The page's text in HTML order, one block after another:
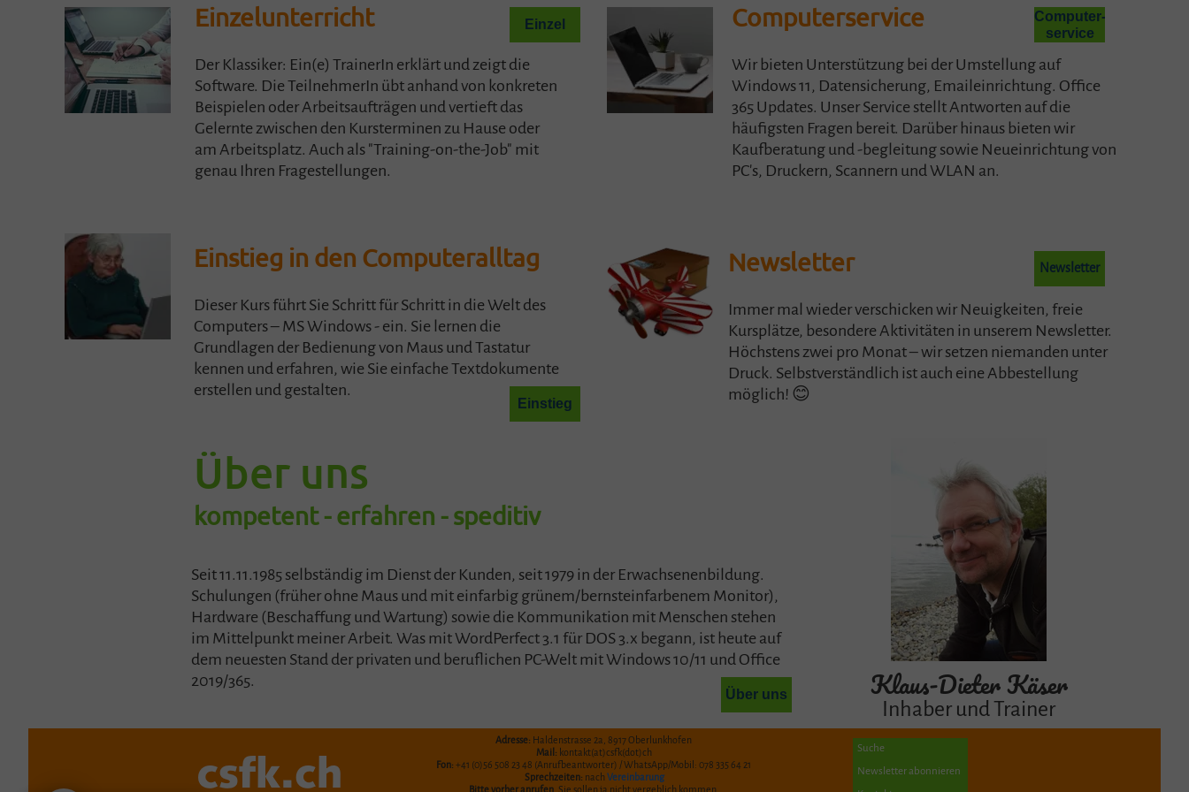
Newsletter
Seit 11.11.1985 selbständig im Dienst der Kunden, seit 1979 in der Erwachsenenbildung.
Schulungen (früher ohne Maus und mit einfarbig grünem/bernsteinfarbenem Monitor),
Hardware (Beschaffung und Wartung) sowie die Kommunikation mit Menschen stehen
im Mittelpunkt meiner Arbeit. Was mit WordPerfect 3.1 für DOS 3.x begann, ist heute auf
dem neuesten Stand der privaten und beruflichen PC-Welt mit Windows 10/11 und Office
2019/365.
Klaus-Dieter Käser
Inhaber und Trainer
Über uns
kompetent - erfahren - speditiv
Computer-
service
Einzel
Über uns
Einstieg
Newsletter
Immer mal wieder verschicken wir Neuigkeiten, freie
Kursplätze, besondere Aktivitäten in unserem Newsletter.
Höchstens zwei pro Monat – wir setzen niemanden unter
Druck. Selbstverständlich ist auch eine Abbestellung
möglich! 😊
Computerservice
Wir bieten Unterstützung bei der Umstellung auf
Windows 11, Datensicherung, Emaileinrichtung. Office
365 Updates. Unser Service stellt Antworten auf die
häufigsten Fragen bereit. Darüber hinaus bieten wir
Kaufberatung und -begleitung sowie Neueinrichtung von
PC's, Druckern, Scannern und WLAN an.
Einstieg in den Computeralltag
Dieser Kurs führt Sie Schritt für Schritt in die Welt des
Computers – MS Windows - ein. Sie lernen die
Grundlagen der Bedienung von Maus und Tastatur
kennen und erfahren, wie Sie einfache Textdokumente
erstellen und gestalten.
Einzelunterricht
Der Klassiker: Ein(e) TrainerIn erklärt und zeigt die
Software. Die TeilnehmerIn übt anhand von konkreten
Beispielen oder Arbeitsaufträgen und vertieft das
Gelernte zwischen den Kursterminen zu Hause oder
am Arbeitsplatz. Auch als "Training-on-the-Job" mit
genau Ihren Fragestellungen.
Suche
Newsletter abonnieren
Adresse: Haldenstrasse 2a, 8917 Oberlunkhofen
Mail: kontakt(at)csfk(dot)ch
Fon: +41 (0)56 508 23 48 (Anrufbeantworter) / WhatsApp/Mobil: 078 335 64 21
Sprechzeiten: nachVereinbarung
Bitte vorher anrufen , Sie sollen ja nicht vergeblich kommen.